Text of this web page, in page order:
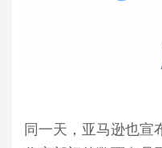
同一天，亚马逊也宣